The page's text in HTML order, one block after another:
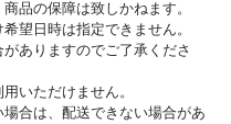
品の保障は致しかねます。
望日時は指定できません。
ありますのでご了承くださ
いただけません。
合は、配送できない場合があ